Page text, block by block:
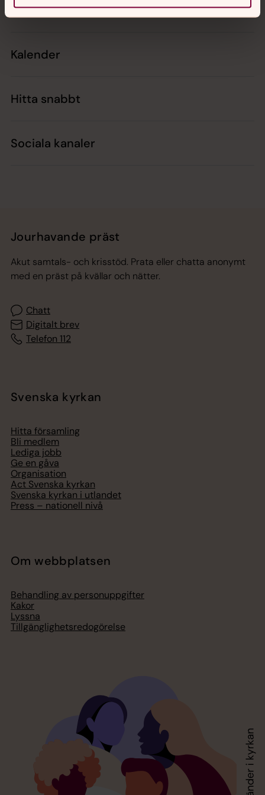
Kontakt
Kalender
Hitta snabbt
Sociala kanaler
Jourhavande präst
Akut samtals- och krisstöd. Prata eller chatta anonymt
med en präst på kvällar och nätter.
Chatt
Digitalt brev
Telefon 112
Svenska kyrkan
Hitta församling
Bli medlem
Lediga jobb
Ge en gåva
Organisation
Act Svenska kyrkan
Svenska kyrkan i utlandet
Press – nationell nivå
Om webbplatsen
Behandling av personuppgifter
Kakor
Lyssna
Tillgänglighetsredogörelse